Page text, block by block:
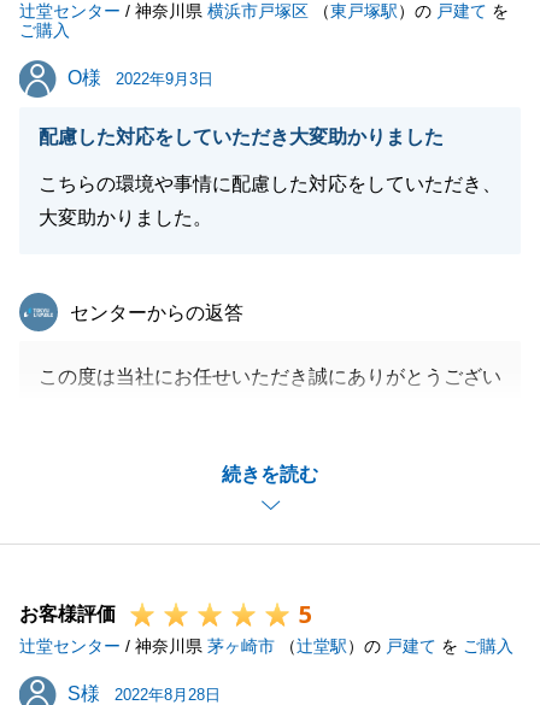
辻堂センター / 神奈川県 横浜市戸塚区 （東戸塚駅）の 戸建て を
ご購入
O様
O様 2022年9月3日
配慮した対応をしていただき大変助かりました
こちらの環境や事情に配慮した対応をしていただき、
大変助かりました。
続きを読む
東急リバブル
センターからの返答
この度は当社にお任せいただき誠にありがとうござい
かと思いますが、O様に柔軟にご協力をいただき、ス
ムーズに手続きを進める事ができました。
新居での生活は落ち着かれましたでしょうか。
今後とも宜しくお願いいたします。
お客様評価 5
辻堂センター / 神奈川県 茅ヶ崎市 （辻堂駅）の 戸建て を ご購入
S様
S様 2022年8月28日